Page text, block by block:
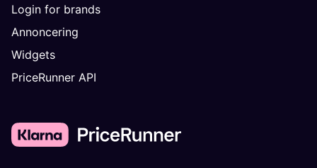
Login for brands
Annoncering
Widgets
PriceRunner API